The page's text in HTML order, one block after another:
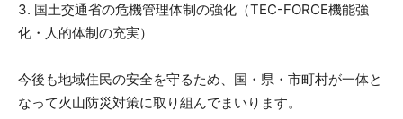
3. 国土交通省の危機管理体制の強化（TEC-FORCE機能強
化・人的体制の充実）
今後も地域住民の安全を守るため、国・県・市町村が一体と
なって火山防災対策に取り組んでまいります。